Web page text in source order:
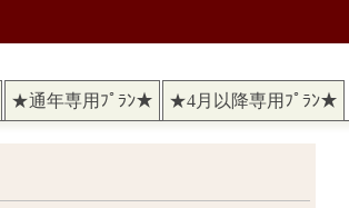
★通年専用ﾌﾟﾗﾝ★ ★4月以降専用ﾌﾟﾗﾝ★